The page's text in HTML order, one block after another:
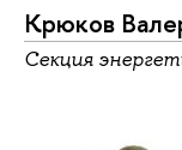
Крюков
Секция